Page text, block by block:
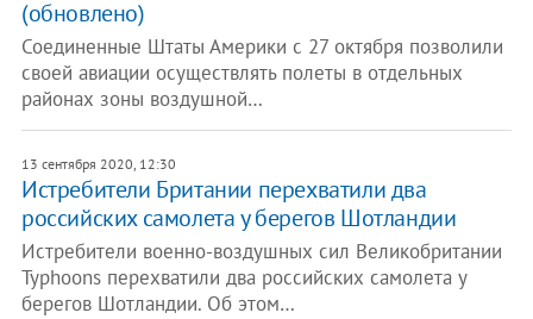
(обновлено)
Соединенные Штаты Америки с 27 октября позволили
своей авиации осуществлять полеты в отдельных
районах зоны воздушной…
13 сентября 2020, 12:30
Истребители Британии перехватили два
российских самолета у берегов Шотландии
Истребители военно-воздушных сил Великобритании
Typhoons перехватили два российских самолета у
берегов Шотландии. Об этом…